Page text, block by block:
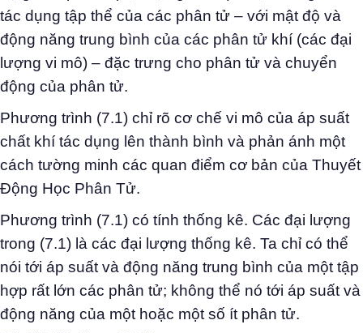
tác dụng tập thể của các phân tử – với mật độ và
động năng trung bình của các phân tử khí (các đại
lượng vi mô) – đặc trưng cho phân tử và chuyển
động của phân tử.
Phương trình (7.1) chỉ rõ cơ chế vi mô của áp suất
chất khí tác dụng lên thành bình và phản ánh một
cách tường minh các quan điểm cơ bản của Thuyết
Động Học Phân Tử.
Phương trình (7.1) có tính thống kê. Các đại lượng
trong (7.1) là các đại lượng thống kê. Ta chỉ có thể
nói tới áp suất và động năng trung bình của một tập
hợp rất lớn các phân tử; không thể nó tới áp suất và
động năng của một hoặc một số ít phân tử.